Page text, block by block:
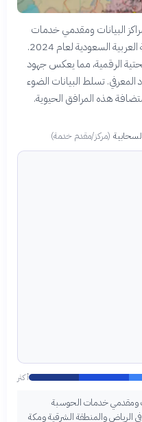
البيانات ومقدمي خدمات
الحوسبة السحابية في محافظات المملكة العربية السعودية لعام 2024.
الرقمية، مما يعكس جهود
تسلط البيانات الضوء
هذه المرافق الحيوية.
(مركز/مقدم خدمة)
أكثر
ومقدمي خدمات الحوسبة
الرياض والمنطقة الشرقية ومكة